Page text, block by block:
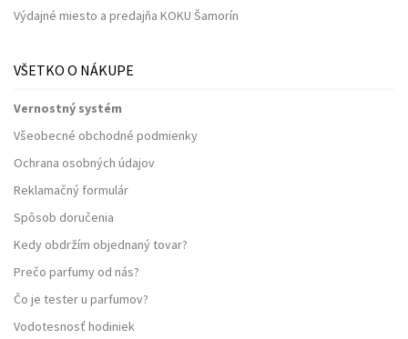
Výdajné miesto a predajňa KOKU Šamorín
VŠETKO O NÁKUPE
Vernostný systém
Všeobecné obchodné podmienky
Ochrana osobných údajov
Reklamačný formulár
Spôsob doručenia
Kedy obdržím objednaný tovar?
Prečo parfumy od nás?
Čo je tester u parfumov?
Vodotesnosť hodiniek